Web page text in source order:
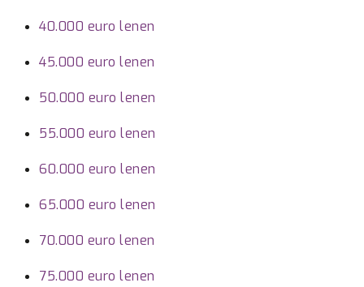
40.000 euro lenen
45.000 euro lenen
50.000 euro lenen
55.000 euro lenen
60.000 euro lenen
65.000 euro lenen
70.000 euro lenen
75.000 euro lenen